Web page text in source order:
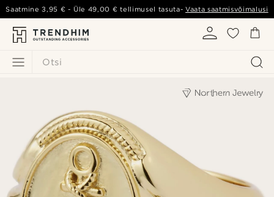
Otsi
Saatmine3,95 € - Üle 49,00 € tellimusel tasuta-Vaata saatmisvõimalusi